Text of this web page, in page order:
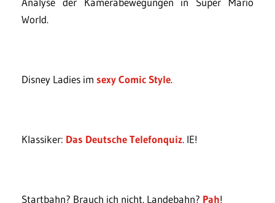
World.
Disney Ladies im sexy Comic Style.
Klassiker: Das Deutsche Telefonquiz. IE!
Startbahn? Brauch ich nicht. Landebahn? Pah!